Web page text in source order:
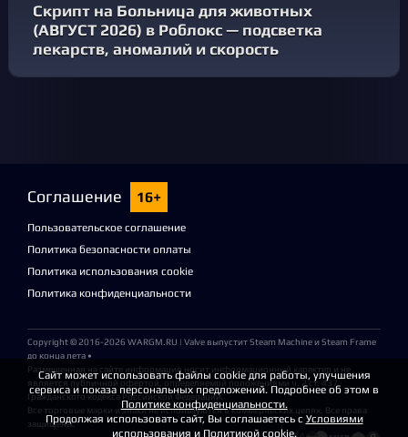
Скрипт на Больница для животных
(АВГУСТ 2026) в Роблокс — подсветка
лекарств, аномалий и скорость
Соглашение 16+
Пользовательское соглашение
Политика безопасности оплаты
Политика использования cookie
Политика конфиденциальности
Copyright © 2016-2026 WARGM.RU | Valve выпустит Steam Machine и Steam Frame
до конца лета •
Размещенная на сайте информация носит информационный характер и не
является публичной офертой, определяемой положениями ч. 2 ст. 437
Гражданского кодекса Российской Федерации.
Все торговые марки и знаки не используются в коммерческих целях. Все права
защищены.
Сайт может использовать файлы cookie для работы, улучшения
сервиса и показа персональных предложений. Подробнее об этом в
Политике конфиденциальности.
Продолжая использовать сайт, Вы соглашаетесь с Условиями
использования и Политикой cookie.